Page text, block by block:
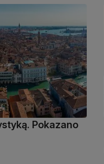
Pokazano